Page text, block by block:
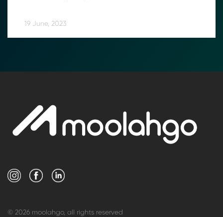
19 June, 2023
© 2026 moolahgo, all rights reserved